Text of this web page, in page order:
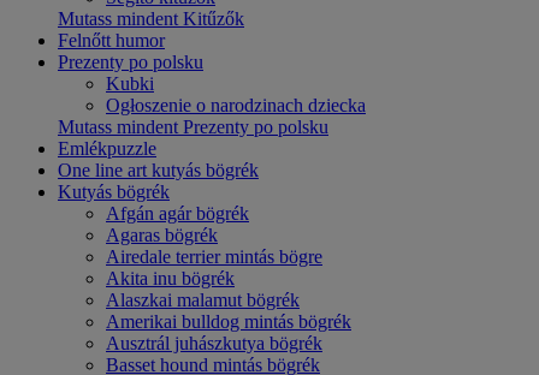
Mutass mindent Kitűzők
Felnőtt humor
Prezenty po polsku
Kubki
Ogłoszenie o narodzinach dziecka
Mutass mindent Prezenty po polsku
Emlékpuzzle
One line art kutyás bögrék
Kutyás bögrék
Afgán agár bögrék
Agaras bögrék
Airedale terrier mintás bögre
Akita inu bögrék
Alaszkai malamut bögrék
Amerikai bulldog mintás bögrék
Ausztrál juhászkutya bögrék
Basset hound mintás bögrék